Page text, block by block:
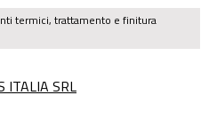
termici, trattamento e finitura
ITALIA SRL